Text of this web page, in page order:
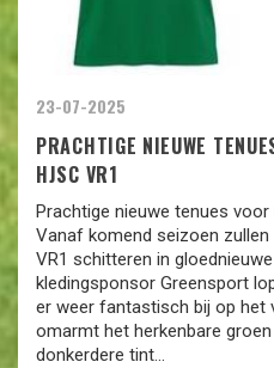
23-07-2025
PRACHTIGE NIEUWE
HJSC VR1
Prachtige nieuwe tenues voor
Vanaf komend seizoen
VR1 schitteren in
kledingsponsor Greensport
er weer fantastisch bij op het
omarmt het herkenbare
donkerdere tint...